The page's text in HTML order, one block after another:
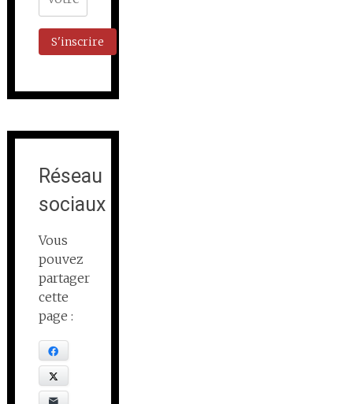
Réseau
sociaux
Vous
pouvez
partager
cette
page :